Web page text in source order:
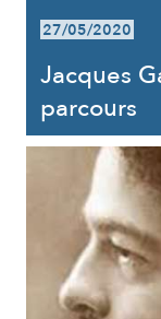
27/05/2020
Jacques
parcours